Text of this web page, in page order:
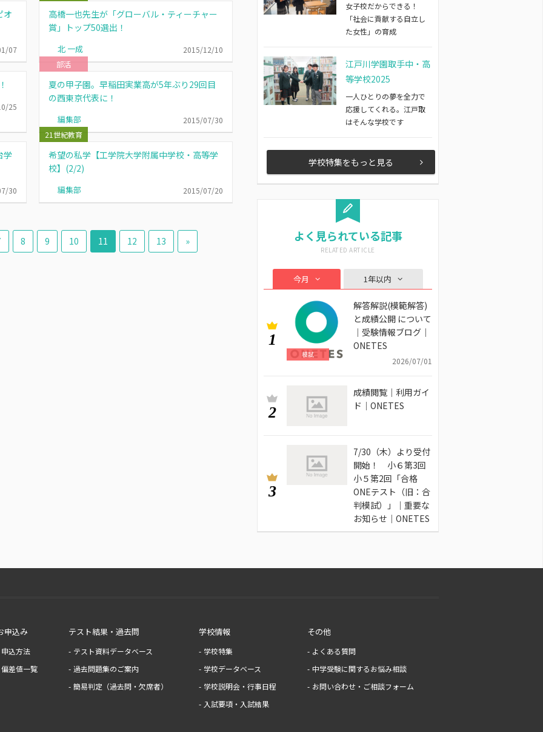
オ
07
高橋一也先生が「グローバル・ティーチャー
賞」トップ50選出！
北 一成
2015/12/10
25
部活
夏の甲子園。早稲田実業高が5年ぶり29回目
の西東京代表に！
編集部
2015/07/30
学
30
21世紀教育
希望の私学【工学院大学附属中学校・高等学
校】(2/2)
編集部 2015/07/20
8 9 10 11 12 13 »
女子校だからできる！
「社会に貢献する自立し
た女性」の育成
江戸川学園取手中・高
等学校2025
一人ひとりの夢を全力で
応援してくれる。江戸取
はそんな学校です
学校特集をもっと見る
よく見られている記事
今月 1年以内
1
模試
解答解説(模範解答)
と成績公開 について
｜受験情報ブログ｜
ONETES
2026/07/01
2
成績閲覧｜利用ガイ
ド｜ONETES
3
7/30（木）より受付
開始！ 小６第3回
小５第2回「合格
ONEテスト（旧：合
判模試）」｜重要な
お知らせ｜ONETES
申込み
申込方法
偏差値一覧
テスト結果・過去問
テスト資料データベース
過去問題集のご案内
簡易判定（過去問・欠席者）
学校情報
学校特集
学校データベース
学校説明会・行事日程
入試要項・入試結果
その他
よくある質問
中学受験に関するお悩み相談
お問い合わせ・ご相談フォーム